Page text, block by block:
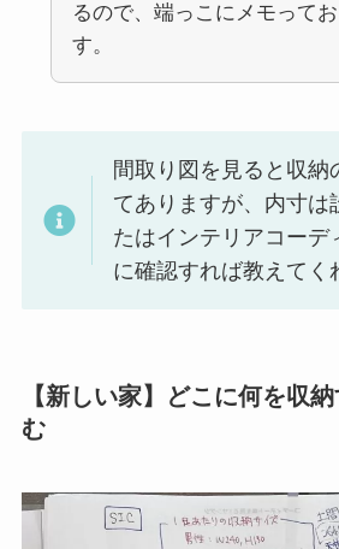
るので、端っこにメモってお
す。
間取り図を見ると収納
てありますが、内寸は
たはインテリアコーデ
に確認すれば教えてく
【新しい家】どこに何を収
む